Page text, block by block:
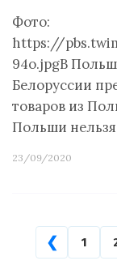
Фото:
https://
94o.jpgВ
Белоруссии
товаров из
Польши
23/09/2020
❮ 1